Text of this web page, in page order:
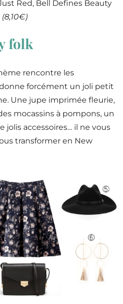
Red, Bell Defines Beauty
(8,10€)
folk
rencontre les
forcément un joli petit
Une jupe imprimée fleurie,
mocassins à pompons, un
jolis accessoires… il ne vous
transformer en New